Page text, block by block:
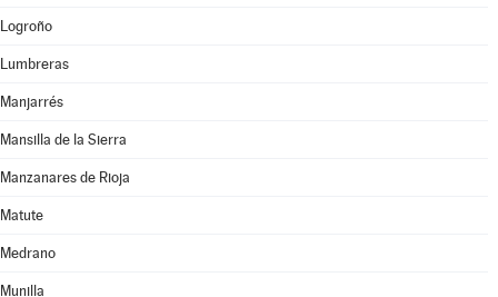
Logroño
Lumbreras
Manjarrés
Mansilla de la Sierra
Manzanares de Rioja
Matute
Medrano
Munilla